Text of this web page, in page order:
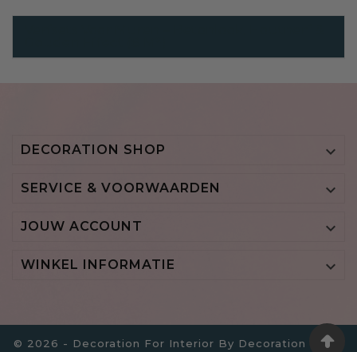
DECORATION SHOP 
SERVICE & VOORWAARDEN 
JOUW ACCOUNT 
WINKEL INFORMATIE 
© 2026 - Decoration For Interior By Decoration B.V. -